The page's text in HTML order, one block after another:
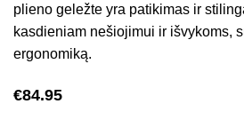
plieno geležte yra patikimas ir
kasdieniam nešiojimui ir išvykoms,
ergonomiką.
€84.95